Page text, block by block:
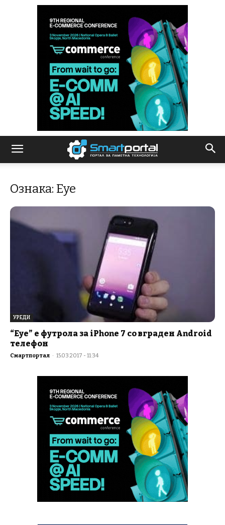
Ознака: Eye
УРЕДИ
“Eye” е футрола за iPhone 7 со вграден Android
телефон
Смартпортал - 15.03.2017 - 11:34